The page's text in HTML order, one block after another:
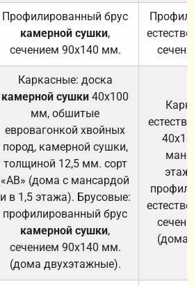
Профилированный брус
камерной сушки,
сечением 90х140 мм.
Каркасные: доска
камерной сушки 40х100
мм, обшитые
евровагонкой хвойных
пород, камерной сушки,
толщиной 12,5 мм. сорт
«АВ» (дома с мансардой
и в 1,5 этажа). Брусовые:
профилированный брус
камерной сушки,
сечением 90х140 мм.
(дома двухэтажные).
(дома